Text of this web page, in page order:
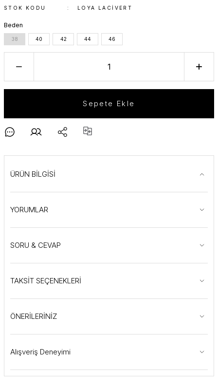
STOK KODU LOYA LACIVERT
Beden
38 40 42 44 46
Sepete Ekle
ÜRÜN BİLGİSİ
YORUMLAR
SORU & CEVAP
TAKSİT SEÇENEKLERİ
ÖNERİLERİNİZ
Alışveriş Deneyimi